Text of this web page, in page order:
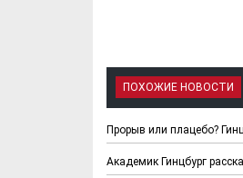
ПОХОЖИЕ НОВОСТИ
Прорыв или плацебо?
Академик Гинцбург